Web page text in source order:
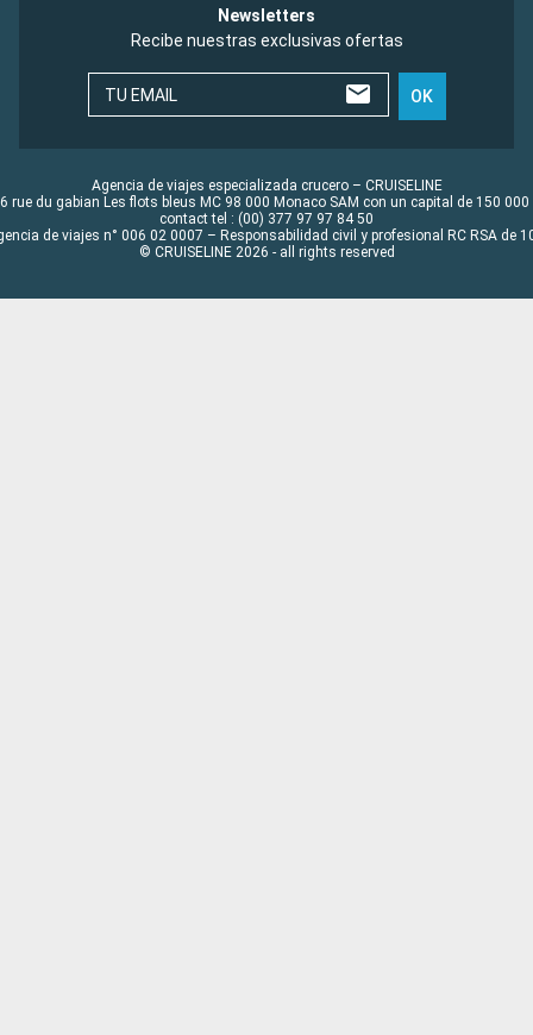
Newsletters
Recibe nuestras exclusivas ofertas
TU EMAIL OK
Agencia de viajes especializada crucero – CRUISELINE
rue du gabian Les flots bleus MC 98 000 Monaco SAM con un capital de 150 000
contact tel : (00) 377 97 97 84 50
de viajes n° 006 02 0007 – Responsabilidad civil y profesional RC RSA de
© CRUISELINE 2026 - all rights reserved